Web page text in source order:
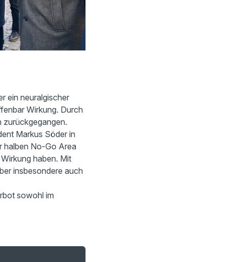
ein neuralgischer
Wirkung. Durch
zurückgegangen.
Markus Söder in
halben No-Go Area
haben. Mit
insbesondere auch
sowohl im